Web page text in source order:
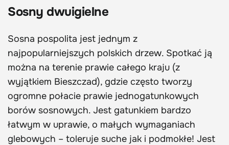
Sosny dwuigielne
Sosna pospolita jest jednym z
najpopularniejszych polskich drzew. Spotkać ją
można na terenie prawie całego kraju (z
wyjątkiem Bieszczad), gdzie często tworzy
ogromne połacie prawie jednogatunkowych
borów sosnowych. Jest gatunkiem bardzo
łatwym w uprawie, o małych wymaganiach
glebowych – toleruje suche jak i podmokłe! Jest